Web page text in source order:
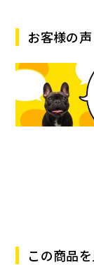
お客様の声
この商品